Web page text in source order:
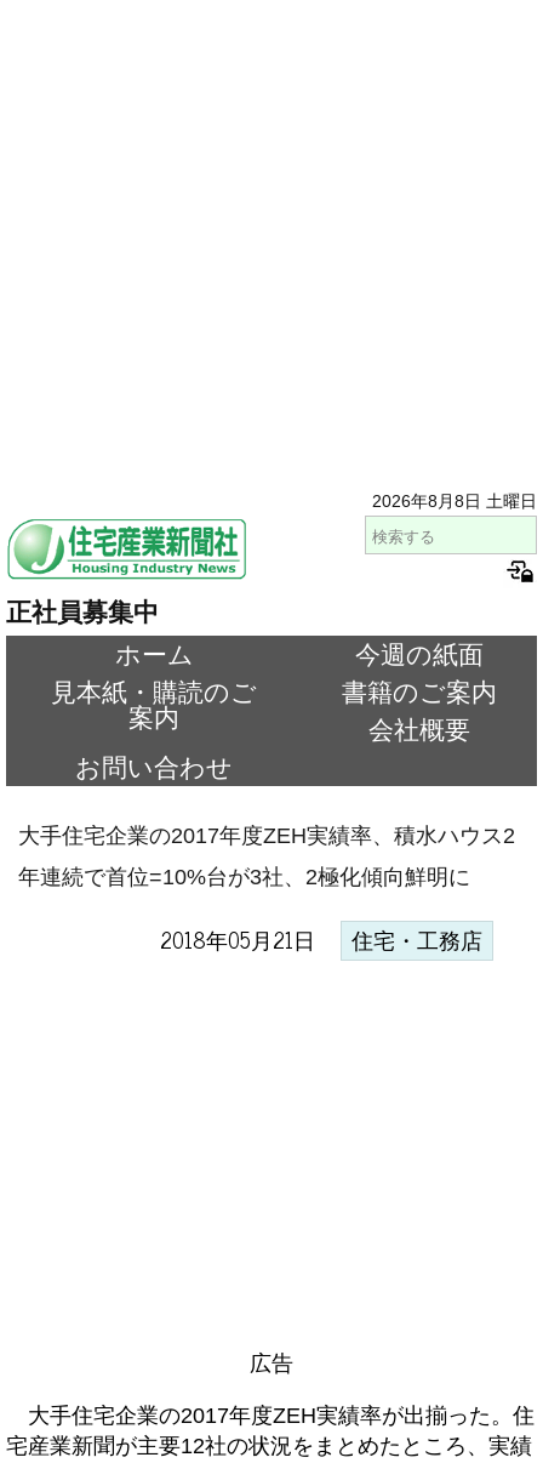
2026年8月8日 土曜日
正社員募集中
ホーム
今週の紙面
見本紙・購読のご
案内
書籍のご案内
会社概要
お問い合わせ
大手住宅企業の2017年度ZEH実績率、積水ハウス2
年連続で首位=10%台が3社、2極化傾向鮮明に
2018年05月21日 住宅・工務店
広告
大手住宅企業の2017年度ZEH実績率が出揃った。住
宅産業新聞が主要12社の状況をまとめたところ、実績